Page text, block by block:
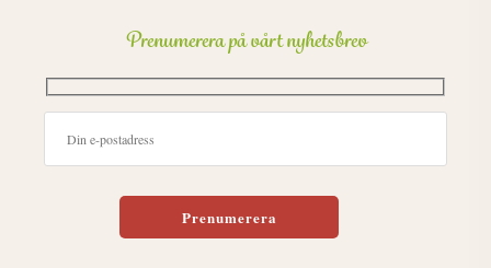
Prenumerera på vårt nyhetsbrev